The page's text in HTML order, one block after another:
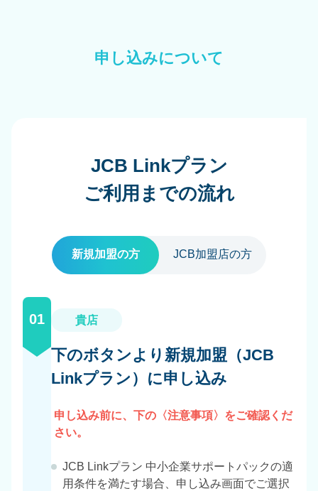
申し込みについて
JCB Linkプラン
ご利用までの流れ
新規加盟の方 JCB加盟店の方
01 貴店
下のボタンより新規加盟（JCB
Linkプラン）に申し込み
申し込み前に、下の〈注意事項〉をご確認くだ
さい。
JCB Linkプラン 中小企業サポートパックの適
用条件を満たす場合、申し込み画面でご選択